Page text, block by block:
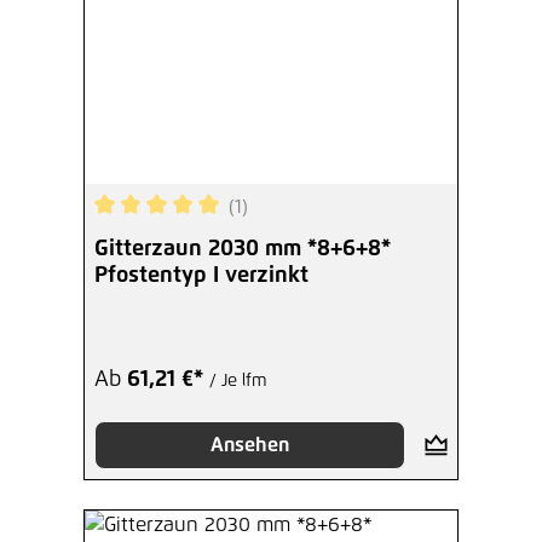
Durchschnittliche Bewertung von 5 von 5
(1)
Gitterzaun 2030 mm *8+6+8*
Pfostentyp I verzinkt
Ab 61,21 €* / Je lfm
Ansehen